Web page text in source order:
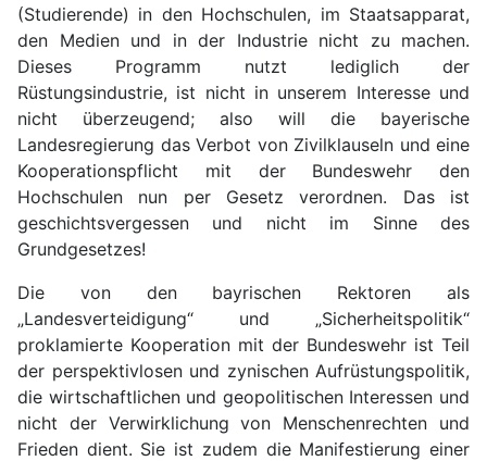
(Studierende) in den Hochschulen, im Staatsapparat,
den Medien und in der Industrie nicht zu machen.
Dieses Programm nutzt lediglich der
Rüstungsindustrie, ist nicht in unserem Interesse und
nicht überzeugend; also will die bayerische
Landesregierung das Verbot von Zivilklauseln und eine
Kooperationspflicht mit der Bundeswehr den
Hochschulen nun per Gesetz verordnen. Das ist
geschichtsvergessen und nicht im Sinne des
Grundgesetzes!
Die von den bayrischen Rektoren als
„Landesverteidigung“ und „Sicherheitspolitik“
proklamierte Kooperation mit der Bundeswehr ist Teil
der perspektivlosen und zynischen Aufrüstungspolitik,
die wirtschaftlichen und geopolitischen Interessen und
nicht der Verwirklichung von Menschenrechten und
Frieden dient. Sie ist zudem die Manifestierung einer